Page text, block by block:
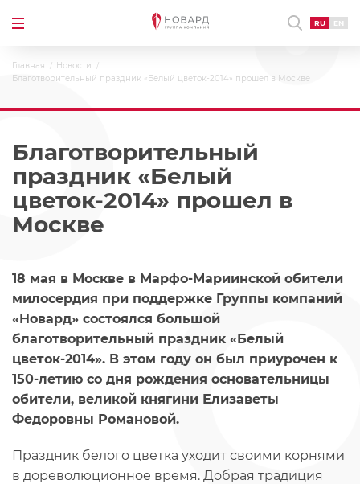
RU EN
Главная
Новости
Благотворительный праздник «Белый цветок-2014» прошел в Москве
Благотворительный
праздник «Белый
цветок-2014» прошел в
Москве
18 мая в Москве в Марфо-Мариинской обители
милосердия при поддержке Группы компаний
«Новард» состоялся большой
благотворительный праздник «Белый
цветок-2014». В этом году он был приурочен к
150-летию со дня рождения основательницы
обители, великой княгини Елизаветы
Федоровны Романовой.
Праздник белого цветка уходит своими корнями
в дореволюционное время. Добрая традиция